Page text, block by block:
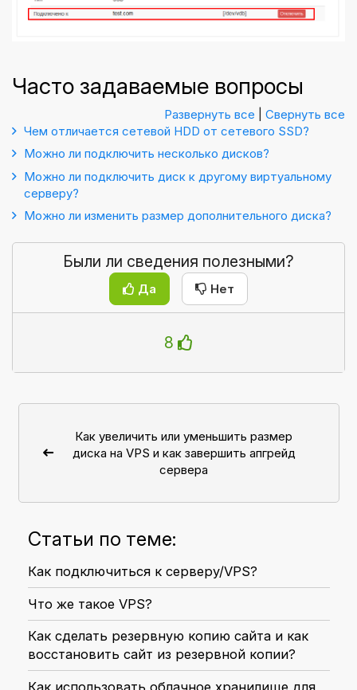
Часто задаваемые вопросы
Развернуть все
Свернуть все
Чем отличается сетевой HDD от сетевого SSD?
Можно ли подключить несколько дисков?
Можно ли подключить диск к другому виртуальному
серверу?
Можно ли изменить размер дополнительного диска?
Были ли сведения полезными?
Да Нет
8
Как увеличить или уменьшить размер
диска на VPS и как завершить апгрейд
сервера
Статьи по теме:
Как подключиться к серверу/VPS?
Что же такое VPS?
Как сделать резервную копию сайта и как
восстановить сайт из резервной копии?
Как использовать облачное хранилище для